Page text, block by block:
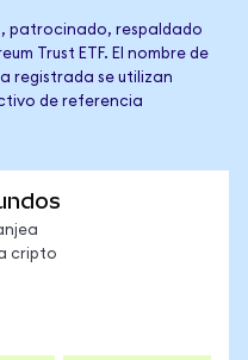
patrocinado, respaldado
Trust ETF. El nombre de
registrada se utilizan
de referencia
cripto